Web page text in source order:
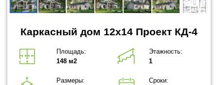
Каркасный дом 12x14 Проект КД-4
Площадь:
148 м2
Этажность:
1
Размеры:
Сроки: